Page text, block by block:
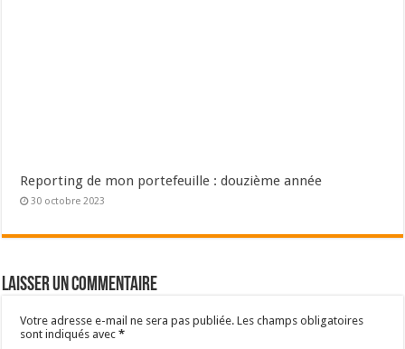
Reporting de mon portefeuille : douzième année
30 octobre 2023
Laisser un commentaire
Votre adresse e-mail ne sera pas publiée. Les champs obligatoires
sont indiqués avec*